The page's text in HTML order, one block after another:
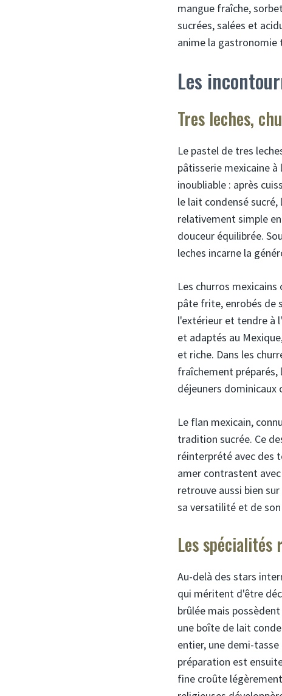
mangue fraîche,
sucrées, salées et
anime la gastronomie
Les
Tres leches,
Le pastel de tres
pâtisserie mexicaine
inoubliable : après
le lait condensé
relativement simple
douceur équilibrée.
leches incarne la
Les churros
pâte frite, enrobés de
l'extérieur et tendre à
et adaptés au
et riche. Dans les
fraîchement
déjeuners dominicaux
Le flan mexicain,
tradition sucrée. Ce
réinterprété avec des
amer contrastent
retrouve aussi bien
sa versatilité et de
Les spécialités
Au-delà des stars
qui méritent d'être
brûlée mais
une boîte de lait
entier, une demi-tasse
préparation est
fine croûte